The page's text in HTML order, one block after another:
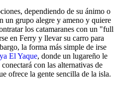
dependiendo de su ánimo o
un grupo alegre y ameno y quiere
los catamaranes con un "full
en Ferry y llevar su carro para
la forma más simple de irse
El Yaque, donde un lugareño le
con las alternativas de
ofrece la gente sencilla de la isla.